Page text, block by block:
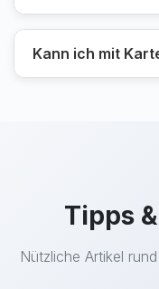
Kann ich mit
Tipps
Nützliche Artikel